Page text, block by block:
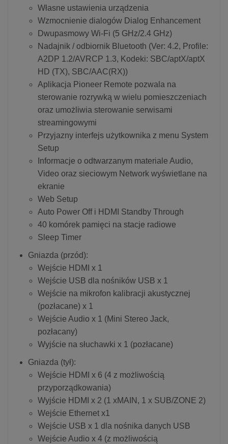
Własne ustawienia urządzenia
Wzmocnienie dialogów Dialog Enhancement
Dwupasmowy Wi-Fi (5 GHz/2.4 GHz)
Nadajnik / odbiornik Bluetooth (Ver: 4.2, Profile:
A2DP 1.2/AVRCP 1.3, Kodeki: SBC/aptX/aptX
HD (TX), SBC/AAC(RX))
Aplikacja Pioneer Remote pozwala na
sterowanie rozrywką w wielu pomieszczeniach
oraz umożliwia sterowanie serwisami
streamingowymi
Przyjazny interfejs użytkownika z menu System
Setup
Informacje o odtwarzanym materiale Audio,
Video oraz sieciowym Network wyświetlane na
ekranie
Web Setup
Auto Power Off i HDMI Standby Through
40 komórek pamięci na stacje radiowe
Sleep Timer
Gniazda (przód):
Wejście HDMI x 1
Wejście USB dla nośników USB x 1
Wejście na mikrofon kalibracji akustycznej
(pozłacane) x 1
Wejście Audio x 1 (Mini Stereo Jack,
pozłacany)
Wyjście na słuchawki x 1 (pozłacane)
Gniazda (tył):
Wejście HDMI x 6 (4 z możliwością
przyporządkowania)
Wyjście HDMI x 2 (1 xMAIN, 1 x SUB/ZONE 2)
Wejście Ethernet x1
Wejście USB x 1 dla nośnika danych USB
Wejście Audio x 4 (z możliwością